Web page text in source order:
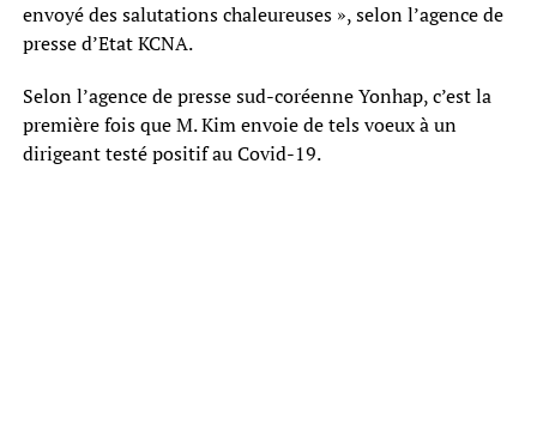
envoyé des salutations chaleureuses », selon l’agence de
presse d’Etat KCNA.
Selon l’agence de presse sud-coréenne Yonhap, c’est la
première fois que M. Kim envoie de tels voeux à un
dirigeant testé positif au Covid-19.